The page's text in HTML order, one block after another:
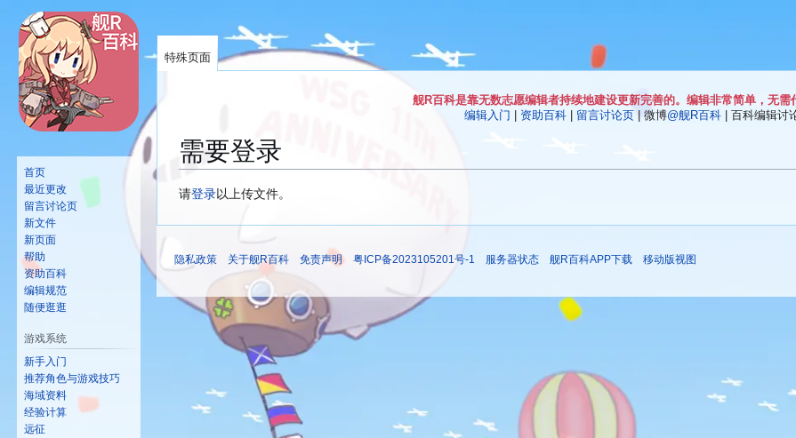
舰R百科是靠无数志愿编辑者持续地建设更新完善的。编辑非常简单，无需
编辑入门
资助百科 留言讨论页 | 微博@舰R百科 | 百科编辑讨
需要登录
跳
导
跳
搜
请登录以上传文件。
特殊页面
首页
最近更改
留言讨论页
新文件
新页面
帮助
资助百科
编辑规范
随便逛逛
游戏系统
新手入门
推荐角色与游戏技巧
海域资料
经验计算
远征
隐私政策 关于舰R百科 免责声明 粤ICP备2023105201号-1 服务器状态 舰R百科APP下载 移动版视图